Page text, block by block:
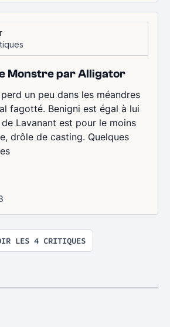
Monstre par Alligator
un peu dans les méandres
fagotté. Benigni est égal à lui
Lavanant est pour le moins
drôle de casting. Quelques
LES 4 CRITIQUES